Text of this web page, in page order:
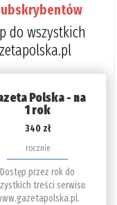
do wszystkich
Polska - na
1 rok
340 zł
rocznie
Dostęp przez rok do
treści serwisu